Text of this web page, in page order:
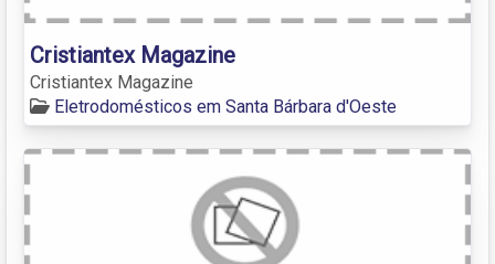
Cristiantex Magazine
Cristiantex Magazine
Eletrodomésticos em Santa Bárbara d'Oeste